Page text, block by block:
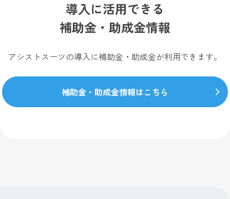
導入に活用できる
補助金・助成金情報
アシストスーツの導入に補助金・助成金が利用できます。
補助金・助成金情報はこちら